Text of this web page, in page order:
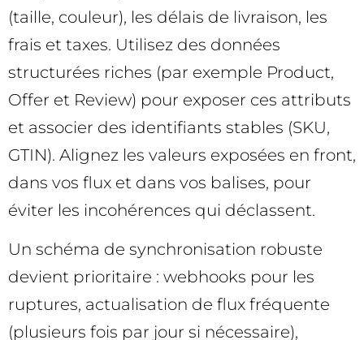
(taille, couleur), les délais de livraison, les
frais et taxes. Utilisez des données
structurées riches (par exemple Product,
Offer et Review) pour exposer ces attributs
et associer des identifiants stables (SKU,
GTIN). Alignez les valeurs exposées en front,
dans vos flux et dans vos balises, pour
éviter les incohérences qui déclassent.
Un schéma de synchronisation robuste
devient prioritaire : webhooks pour les
ruptures, actualisation de flux fréquente
(plusieurs fois par jour si nécessaire),